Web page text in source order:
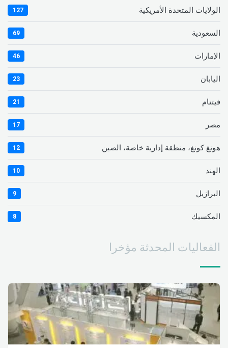
الولايات المتحدة الأمريكية 127
السعودية 69
الإمارات 46
اليابان 23
فيتنام 21
مصر 17
هونغ كونغ، منطقة إدارية خاصة، الصين 12
الهند 10
البرازيل 9
المكسيك 8
الفعاليات المحدثة مؤخرا